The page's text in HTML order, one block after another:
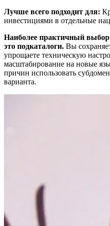
Лучше всего подходит для:
инвестициями в отдельные
Наиболее практичный
это подкаталоги. Вы
упрощаете техническую
масштабирование на новые
причин использовать
варианта.